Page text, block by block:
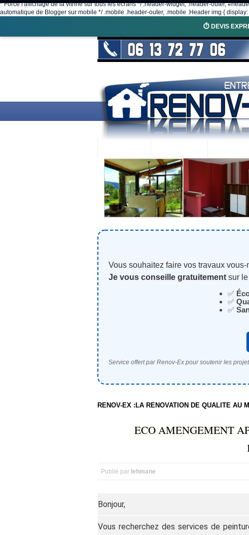
* Force l'affichage de la vitrine sur tous les écrans */ .header-widget, .header-outer,
automatique de Blogger sur mobile */ .mobile .header-outer, .mobile .Header img {
⏱️ DEVIS
Vous souhaitez faire vos travaux
Je vous conseille gratuitement sur
✅
✅
✅
Service offert par Renov-Ex pour soutenir les
RENOV-EX :LA RENOVATION DE QUALITE AU
ECO AMENGEMENT
Publié par lehmane
Bonjour,
Vous recherchez des services de